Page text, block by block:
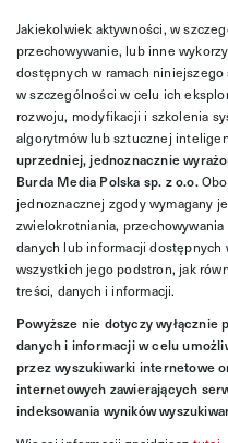
Jakiekolwiek aktywności, w
przechowywanie, lub inne
dostępnych w ramach
w szczególności w celu ich
rozwoju, modyfikacji i szkolenia
algorytmów lub sztucznej
uprzedniej, jednoznacznie
Burda Media Polska sp. z o.o.
jednoznacznej zgody wymagany
zwielokrotniania,
danych lub informacji dostępnych
wszystkich jego podstron, jak
treści, danych i informacji.
Powyższe nie dotyczy
danych i informacji w celu
przez wyszukiwarki internetowe
internetowych zawierających
indeksowania wyników